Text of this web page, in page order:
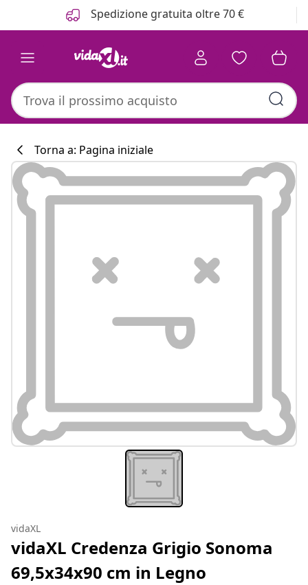
Spedizione gratuita oltre 70 €
Torna a: Pagina iniziale
vidaXL
vidaXL Credenza Grigio Sonoma
69,5x34x90 cm in Legno